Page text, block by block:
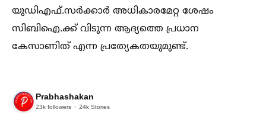
യുഡിഎഫ്.സർക്കാർ അധികാരമേറ്റ ശേഷം
സിബിഐ.ക്ക് വിടുന്ന ആദ്യത്തെ പ്രധാന
കേസാണിത് എന്ന പ്രത്യേകതയുമുണ്ട്.
Prabhashakan
23k followers 24k Stories